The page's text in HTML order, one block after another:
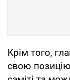
Крім того,
свою